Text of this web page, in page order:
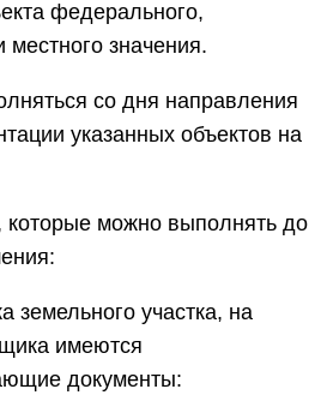
федерального,
местного значения.
со дня направления
указанных объектов на
можно выполнять до
участка, на
имеются
документы: